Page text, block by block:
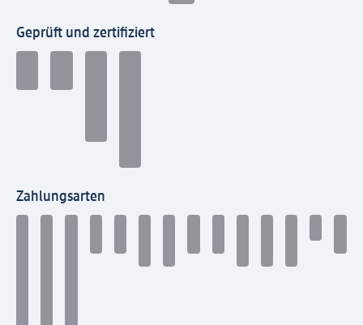
Geprüft und zertifiziert
Zahlungsarten